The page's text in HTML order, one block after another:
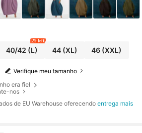
40/42 (L)
29 left
44(XL) 46 (XXL)
Verifique meu tamanho
era fiel
nos
de EU Warehouse oferecendoentrega mais